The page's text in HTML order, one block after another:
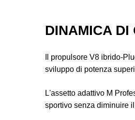
DINAMICA DI
Il propulsore V8 ibrido-
sviluppo di potenza
L'assetto adattivo M
sportivo senza diminuire